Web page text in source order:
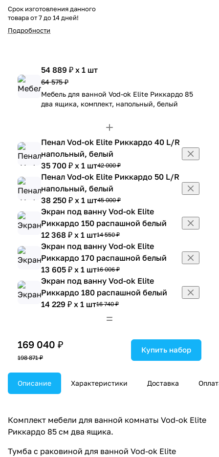
Срок изготовления данного
товара от 7 до 14 дней!
Подробности
54 889 ₽ x 1 шт
64 575 ₽
Мебель для ванной Vod-ok Elite Риккардо 85
два ящика, комплект, напольный, белый
Пенал Vod-ok Elite Риккардо 40 L/R
напольный, белый
35 700 ₽ x 1 шт42 000 ₽
Пенал Vod-ok Elite Риккардо 50 L/R
напольный, белый
38 250 ₽ x 1 шт45 000 ₽
Экран под ванну Vod-ok Elite
Риккардо 150 распашной белый
12 368 ₽ x 1 шт14 550 ₽
Экран под ванну Vod-ok Elite
Риккардо 170 распашной белый
13 605 ₽ x 1 шт16 006 ₽
Экран под ванну Vod-ok Elite
Риккардо 180 распашной белый
14 229 ₽ x 1 шт16 740 ₽
169 040 ₽
198 871 ₽
Купить набор
Описание Характеристики Доставка
Комплект мебели для ванной комнаты Vod-ok Elite
Риккардо 85 см два ящика.
Тумба с раковиной для ванной Vod-ok Elite